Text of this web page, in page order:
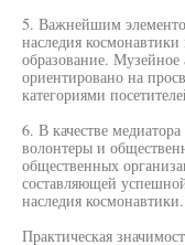
5. Важнейшим
наследия космонавтики
образование. Музейное
ориентировано на
категориями
6. В качестве
волонтеры и
общественных
составляющей
наследия космонавтики.
Практическая